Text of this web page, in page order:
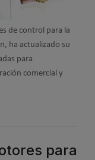
de control para la
ha actualizado su
para
comercial y
para